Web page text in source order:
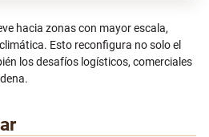
hacia zonas con mayor escala,
Esto reconfigura no solo el
los desafíos logísticos, comerciales